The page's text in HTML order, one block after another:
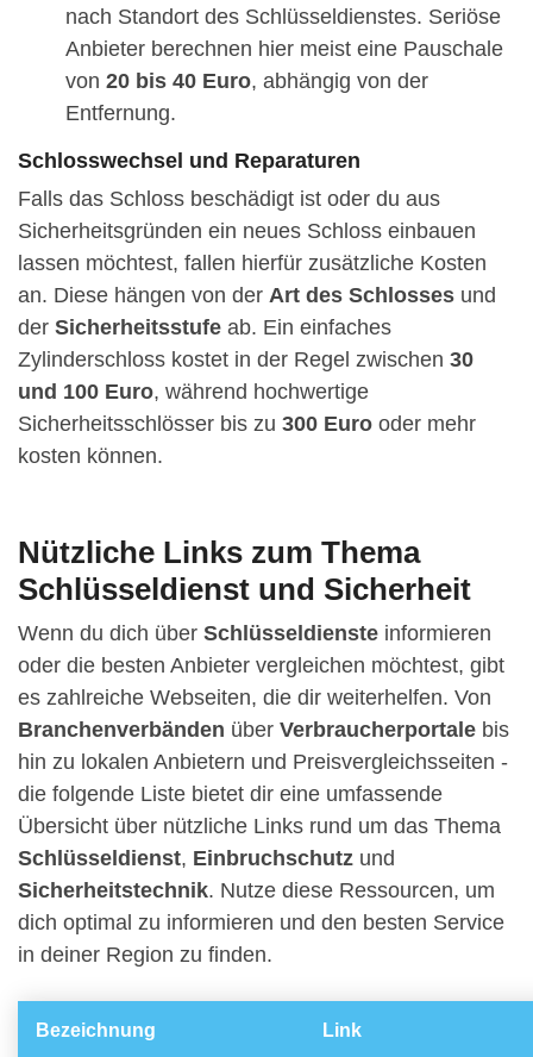
nach Standort des Schlüsseldienstes. Seriöse
Anbieter berechnen hier meist eine Pauschale
von 20 bis 40 Euro, abhängig von der
Entfernung.
Schlosswechsel und Reparaturen
Falls das Schloss beschädigt ist oder du aus
Sicherheitsgründen ein neues Schloss einbauen
lassen möchtest, fallen hierfür zusätzliche Kosten
an. Diese hängen von der Art des Schlosses und
der Sicherheitsstufe ab. Ein einfaches
Zylinderschloss kostet in der Regel zwischen 30
und 100 Euro, während hochwertige
Sicherheitsschlösser bis zu 300 Euro oder mehr
kosten können.
Nützliche Links zum Thema
Schlüsseldienst und Sicherheit
Wenn du dich über Schlüsseldienste informieren
oder die besten Anbieter vergleichen möchtest, gibt
es zahlreiche Webseiten, die dir weiterhelfen. Von
Branchenverbänden über Verbraucherportale bis
hin zu lokalen Anbietern und Preisvergleichsseiten -
die folgende Liste bietet dir eine umfassende
Übersicht über nützliche Links rund um das Thema
Schlüsseldienst, Einbruchschutz und
Sicherheitstechnik. Nutze diese Ressourcen, um
dich optimal zu informieren und den besten Service
in deiner Region zu finden.
Bezeichnung Link